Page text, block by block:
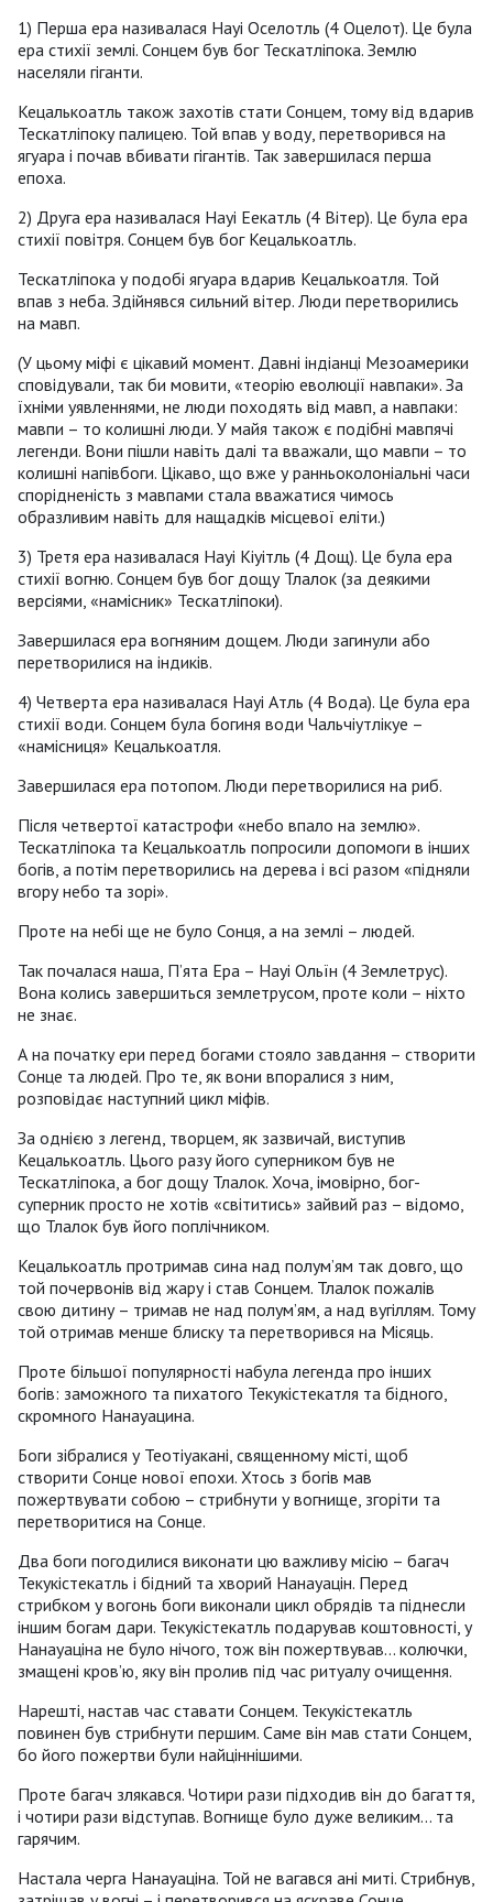
1) Перша ера називалася Науі Оселотль (4 Оцелот). Це була
ера стихії землі. Сонцем був бог Тескатліпока. Землю
населяли гіганти.
Кецалькоатль також захотів стати Сонцем, тому від вдарив
Тескатліпоку палицею. Той впав у воду, перетворився на
ягуара і почав вбивати гігантів. Так завершилася перша
епоха.
2) Друга ера називалася Науі Еекатль (4 Вітер). Це була ера
стихії повітря. Сонцем був бог Кецалькоатль.
Тескатліпока у подобі ягуара вдарив Кецалькоатля. Той
впав з неба. Здійнявся сильний вітер. Люди перетворились
на мавп.
(У цьому міфі є цікавий момент. Давні індіанці Мезоамерики
сповідували, так би мовити, «теорію еволюції навпаки». За
їхніми уявленнями, не люди походять від мавп, а навпаки:
мавпи – то колишні люди. У майя також є подібні мавпячі
легенди. Вони пішли навіть далі та вважали, що мавпи – то
колишні напівбоги. Цікаво, що вже у ранньоколоніальні часи
спорідненість з мавпами стала вважатися чимось
образливим навіть для нащадків місцевої еліти.)
3) Третя ера називалася Науі Кіуітль (4 Дощ). Це була ера
стихії вогню. Сонцем був бог дощу Тлалок (за деякими
версіями, «намісник» Тескатліпоки).
Завершилася ера вогняним дощем. Люди загинули або
перетворилися на індиків.
4) Четверта ера називалася Науі Атль (4 Вода). Це була ера
стихії води. Сонцем була богиня води Чальчіутлікуе –
«намісниця» Кецалькоатля.
Завершилася ера потопом. Люди перетворилися на риб.
Після четвертої катастрофи «небо впало на землю».
Тескатліпока та Кецалькоатль попросили допомоги в інших
богів, а потім перетворились на дерева і всі разом «підняли
вгору небо та зорі».
Проте на небі ще не було Сонця, а на землі – людей.
Так почалася наша, П’ята Ера – Науі Ольїн (4 Землетрус).
Вона колись завершиться землетрусом, проте коли – ніхто
не знає.
А на початку ери перед богами стояло завдання – створити
Сонце та людей. Про те, як вони впоралися з ним,
розповідає наступний цикл міфів.
За однією з легенд, творцем, як зазвичай, виступив
Кецалькоатль. Цього разу його суперником був не
Тескатліпока, а бог дощу Тлалок. Хоча, імовірно, бог-
суперник просто не хотів «світитись» зайвий раз – відомо,
що Тлалок був його поплічником.
Кецалькоатль протримав сина над полум’ям так довго, що
той почервонів від жару і став Сонцем. Тлалок пожалів
свою дитину – тримав не над полум’ям, а над вугіллям. Тому
той отримав менше блиску та перетворився на Місяць.
Проте більшої популярності набула легенда про інших
богів: заможного та пихатого Текукістекатля та бідного,
скромного Нанауацина.
Боги зібралися у Теотіуакані, священному місті, щоб
створити Сонце нової епохи. Хтось з богів мав
пожертвувати собою – стрибнути у вогнище, згоріти та
перетворитися на Сонце.
Два боги погодилися виконати цю важливу місію – багач
Текукістекатль і бідний та хворий Нанауацін. Перед
стрибком у вогонь боги виконали цикл обрядів та піднесли
іншим богам дари. Текукістекатль подарував коштовності, у
Нанауаціна не було нічого, тож він пожертвував... колючки,
змащені кров’ю, яку він пролив під час ритуалу очищення.
Нарешті, настав час ставати Сонцем. Текукістекатль
повинен був стрибнути першим. Саме він мав стати Сонцем,
бо його пожертви були найціннішими.
Проте багач злякався. Чотири рази підходив він до багаття,
і чотири рази відступав. Вогнище було дуже великим... та
гарячим.
Настала черга Нанауаціна. Той не вагався ані миті. Стрибнув,